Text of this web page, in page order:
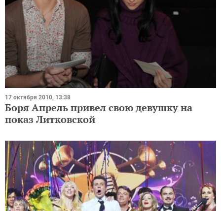
17 октября 2010, 13:38
Боря Апрель привел свою девушку на
показ Литковской